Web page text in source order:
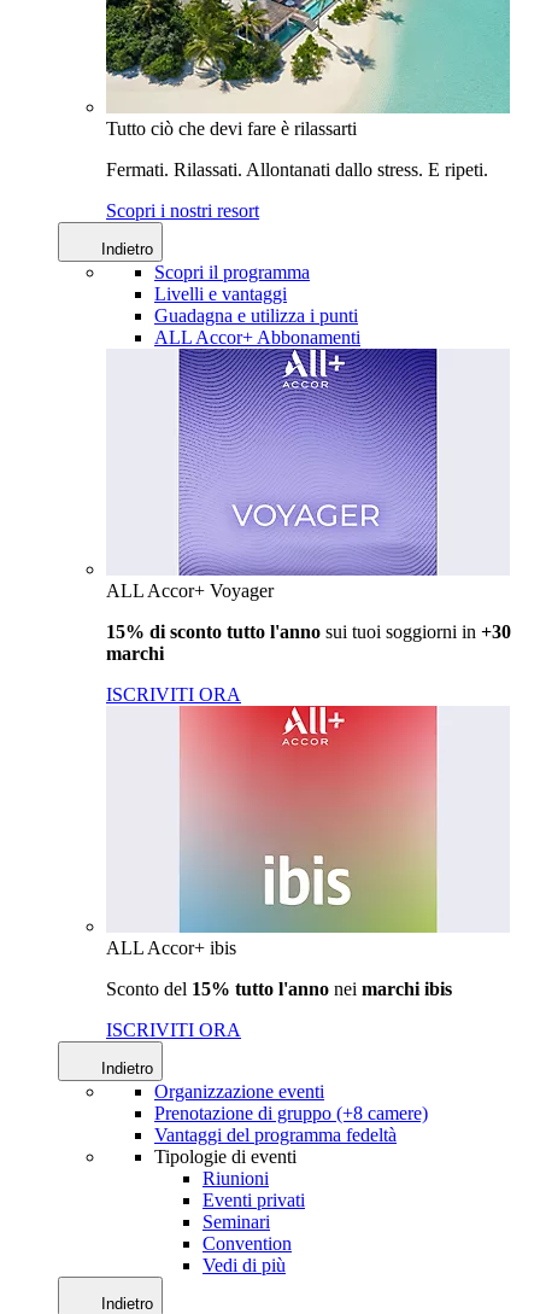
Tutto ciò che devi fare è rilassarti
Fermati. Rilassati. Allontanati dallo stress. E ripeti.
Scopri i nostri resort
Indietro
Scopri il programma
Livelli e vantaggi
Guadagna e utilizza i punti
ALL Accor+ Abbonamenti
ALL Accor+ Voyager
15% di sconto tutto l'anno sui tuoi soggiorni in +30
marchi
ISCRIVITI ORA
ALL Accor+ ibis
Sconto del 15% tutto l'anno nei marchi ibis
ISCRIVITI ORA
Indietro
Organizzazione eventi
Prenotazione di gruppo (+8 camere)
Vantaggi del programma fedeltà
Tipologie di eventi
Riunioni
Eventi privati
Seminari
Convention
Vedi di più
Indietro